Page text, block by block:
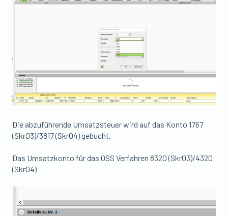
Die abzuführende Umsatzsteuer wird auf das Konto 1767
(Skr03)/3817 (Skr04) gebucht.
Das Umsatzkonto für das OSS Verfahren 8320 (Skr03)/4320
(Skr04)